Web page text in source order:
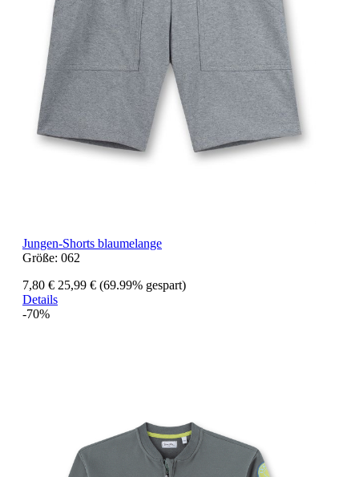
Jungen-Shorts blaumelange
Größe: 062
7,80 € 25,99 € (69.99% gespart)
Details
-70%